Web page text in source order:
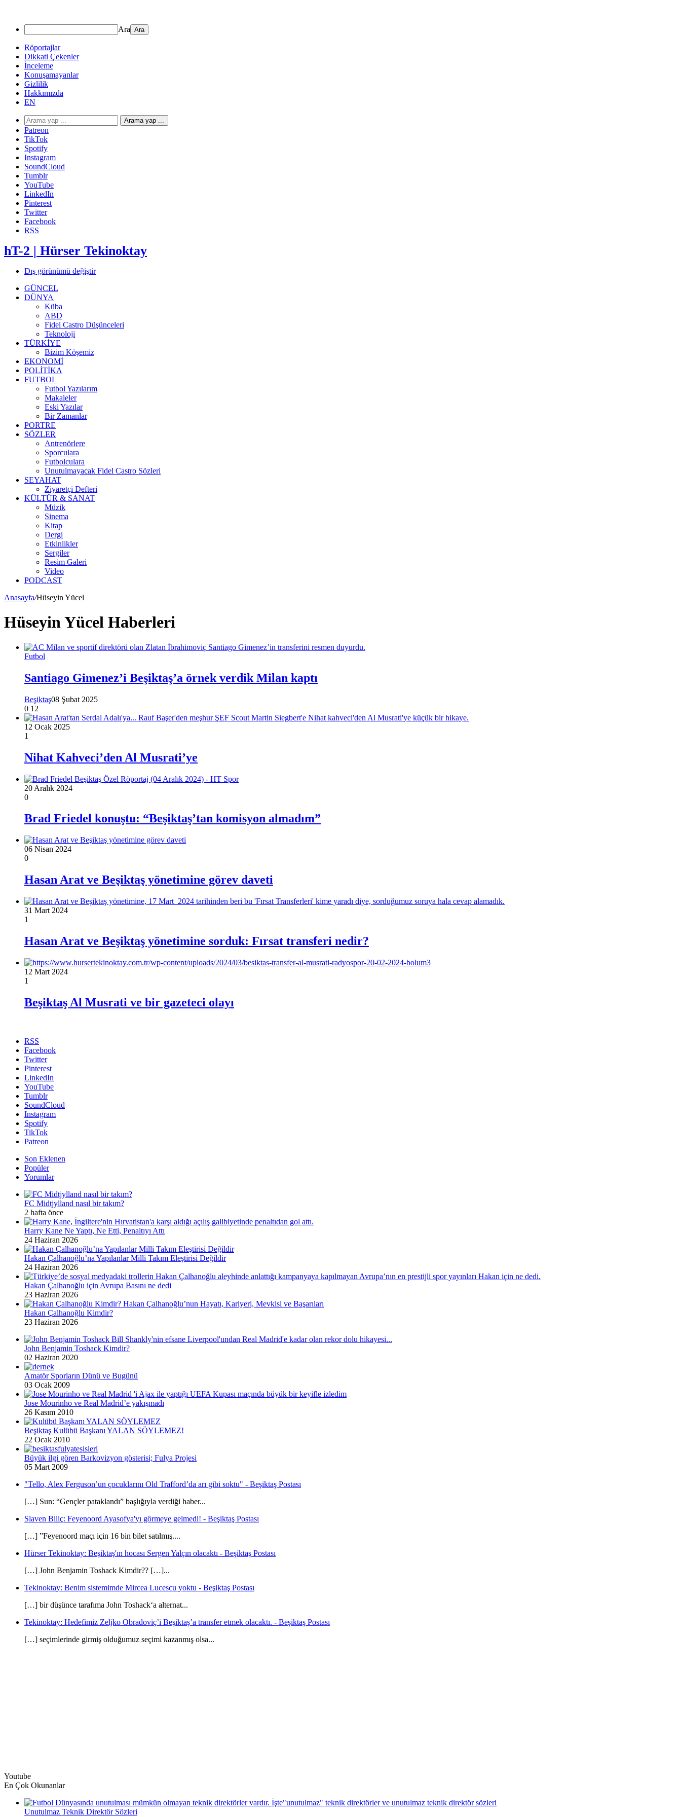
Ara
Röportajlar
Dikkati Çekenler
İnceleme
Konuşamayanlar
Gizlilik
Hakkımızda
EN
Arama yap ...
Patreon
TikTok
Spotify
Instagram
SoundCloud
Tumblr
YouTube
LinkedIn
Pinterest
Twitter
Facebook
RSS
hT-2 | Hürser Tekinoktay
Dış görünümü değiştir
GÜNCEL
DÜNYA
Küba
ABD
Fidel Castro Düşünceleri
Teknoloji
TÜRKİYE
Bizim Köşemiz
EKONOMİ
POLİTİKA
FUTBOL
Futbol Yazılarım
Makaleler
Eski Yazılar
Bir Zamanlar
PORTRE
SÖZLER
Antrenörlere
Sporculara
Futbolculara
Unutulmayacak Fidel Castro Sözleri
SEYAHAT
Ziyaretçi Defteri
KÜLTÜR & SANAT
Müzik
Sinema
Kitap
Dergi
Etkinlikler
Sergiler
Resim Galeri
Video
PODCAST
Anasayfa/Hüseyin Yücel
Hüseyin Yücel Haberleri
Futbol
Santiago Gimenez’i Beşiktaş’a örnek verdik Milan kaptı
Beşiktaş08 Şubat 2025
0 12
12 Ocak 2025
1
Nihat Kahveci’den Al Musrati’ye
20 Aralık 2024
0
Brad Friedel konuştu: “Beşiktaş’tan komisyon almadım”
06 Nisan 2024
0
Hasan Arat ve Beşiktaş yönetimine görev daveti
31 Mart 2024
1
Hasan Arat ve Beşiktaş yönetimine sorduk: Fırsat transferi nedir?
12 Mart 2024
1
Beşiktaş Al Musrati ve bir gazeteci olayı
RSS
Facebook
Twitter
Pinterest
LinkedIn
YouTube
Tumblr
SoundCloud
Instagram
Spotify
TikTok
Patreon
Son Eklenen
Popüler
Yorumlar
FC Midtjylland nasıl bir takım?
2 hafta önce
Harry Kane Ne Yaptı, Ne Etti, Penaltıyı Attı
24 Haziran 2026
Hakan Çalhanoğlu’na Yapılanlar Milli Takım Eleştirisi Değildir
24 Haziran 2026
Hakan Çalhanoğlu için Avrupa Basını ne dedi
23 Haziran 2026
Hakan Çalhanoğlu Kimdir?
23 Haziran 2026
John Benjamin Toshack Kimdir?
02 Haziran 2020
Amatör Sporların Dünü ve Bugünü
03 Ocak 2009
Jose Mourinho ve Real Madrid’e yakışmadı
26 Kasım 2010
Beşiktaş Kulübü Başkanı YALAN SÖYLEMEZ!
22 Ocak 2010
Büyük ilgi gören Barkovizyon gösterisi; Fulya Projesi
05 Mart 2009
"Tello, Alex Ferguson’un çocuklarını Old Trafford’da arı gibi soktu" - Beşiktaş Postası
[…] Sun: “Gençler pataklandı” başlığıyla verdiği haber...
Slaven Biliç: Feyenoord Ayasofya'yı görmeye gelmedi! - Beşiktaş Postası
[…] ”Feyenoord maçı için 16 bin bilet satılmış....
Hürser Tekinoktay: Beşiktaş'ın hocası Sergen Yalçın olacaktı - Beşiktaş Postası
[…] John Benjamin Toshack Kimdir?? […]...
Tekinoktay: Benim sistemimde Mircea Lucescu yoktu - Beşiktaş Postası
[…] bir düşünce tarafıma John Toshack‘a alternat...
Tekinoktay: Hedefimiz Zeljko Obradoviç’i Beşiktaş’a transfer etmek olacaktı. - Beşiktaş Postası
[…] seçimlerinde girmiş olduğumuz seçimi kazanmış olsa...
Youtube
En Çok Okunanlar
Unutulmaz Teknik Direktör Sözleri